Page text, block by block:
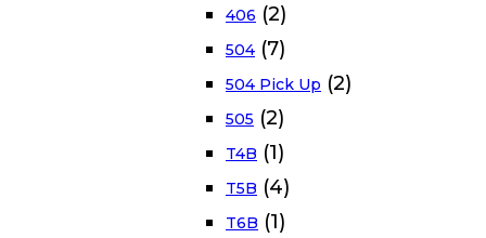
406 (2)
504 (7)
504 Pick Up (2)
505 (2)
T4B (1)
T5B (4)
T6B (1)